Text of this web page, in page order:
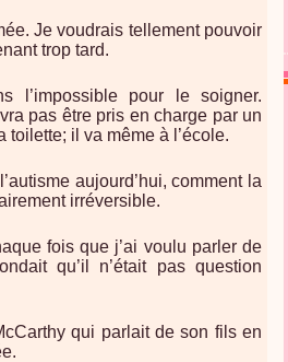
Je voudrais tellement pouvoir
trop tard.
l’impossible pour le soigner.
pas être pris en charge par un
il va même à l’école.
aujourd’hui, comment la
irréversible.
fois que j’ai voulu parler de
qu’il n’était pas question
qui parlait de son fils en